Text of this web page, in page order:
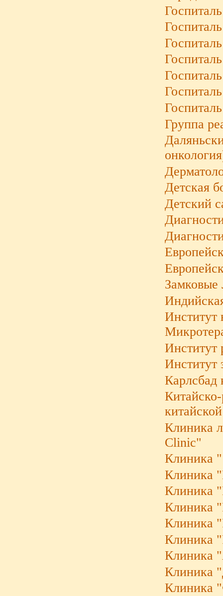
Группа
Детская
Детский
Замковые
Институт
Институт
Карлсбад
Клиника
Clinic"
Клиника
Клиника
Клиника
Клиника
Клиника
Клиника
Клиника
Клиника
Клиника